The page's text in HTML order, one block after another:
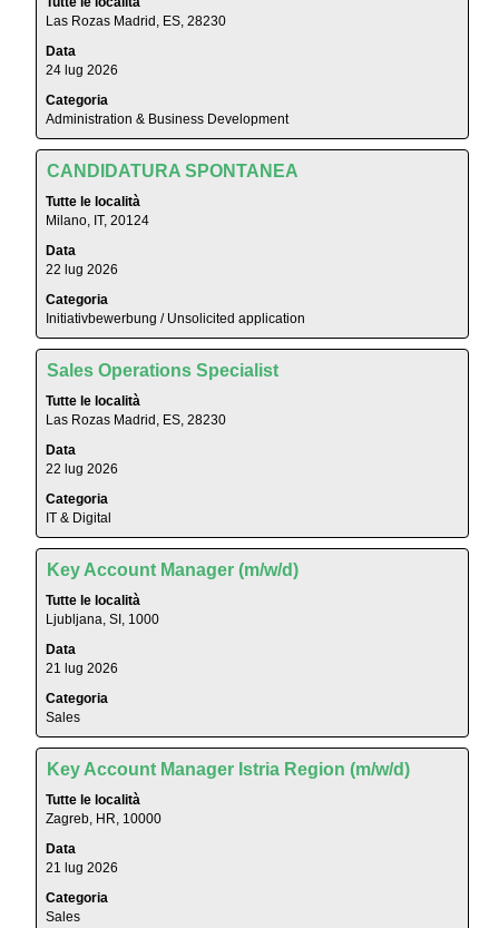
integrali
informazioni
lavoro.
Las Rozas Madrid, ES, 28230
Data
24 lug 2026
Categoria
Administration & Business Development
selezione
la
barra
spaziatrice
per
visualizzare
i
contenuti
integrali
informazioni
lavoro.
Titolo
CANDIDATURA SPONTANEA
Tutte le località
Milano, IT, 20124
Data
22 lug 2026
Categoria
Initiativbewerbung / Unsolicited application
Effettuare
selezione
la
barra
spaziatrice
per
visualizzare
i
contenuti
integrali
informazioni
lavoro.
Titolo
Sales Operations Specialist
Tutte le località
Las Rozas Madrid, ES, 28230
Data
22 lug 2026
Categoria
IT & Digital
Effettuare
selezione
la
barra
spaziatrice
per
visualizzare
contenuti
integrali
informazioni
lavoro.
Titolo
Key Account Manager (m/w/d)
Tutte le località
Ljubljana, SI, 1000
Data
21 lug 2026
Categoria
Sales
Effettuare
selezione
la
barra
spaziatrice
per
visualizzare
contenuti
integrali
informazioni
lavoro.
Titolo
Key Account Manager Istria Region (m/w/d)
Tutte le località
Zagreb, HR, 10000
Data
21 lug 2026
Categoria
Sales
Effettuare
selezione
la
barra
spaziatrice
per